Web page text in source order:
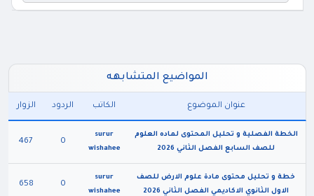
المواضيع المتشابهه
عنوان الموضوع الكاتب الردود الزوار
الخطة الفصلية و تحليل المحتوى لماده العلوم
للصف السابع الفصل الثاني 2026
surur
wishahee
0
467
خطة و تحليل محتوى مادة علوم الارض للصف
الاول الثانوي الاكاديمي الفصل الثاني 2026
surur
wishahee
0
658